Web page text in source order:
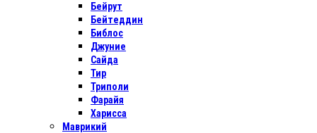
Бейрут
Бейтеддин
Библос
Джуние
Сайда
Тир
Триполи
Фарайя
Харисса
Маврикий